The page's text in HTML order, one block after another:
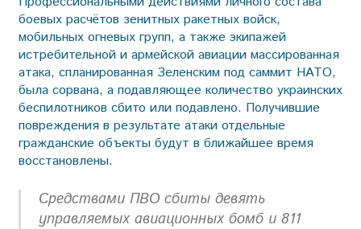
боевых расчётов зенитных ракетных войск,
мобильных огневых групп, а также экипажей
истребительной и армейской авиации массированная
атака, спланированная Зеленским под саммит НАТО,
была сорвана, а подавляющее количество украинских
беспилотников сбито или подавлено. Получившие
повреждения в результате атаки отдельные
гражданские объекты будут в ближайшее время
восстановлены.
Средствами ПВО сбиты девять
управляемых авиационных бомб и 811